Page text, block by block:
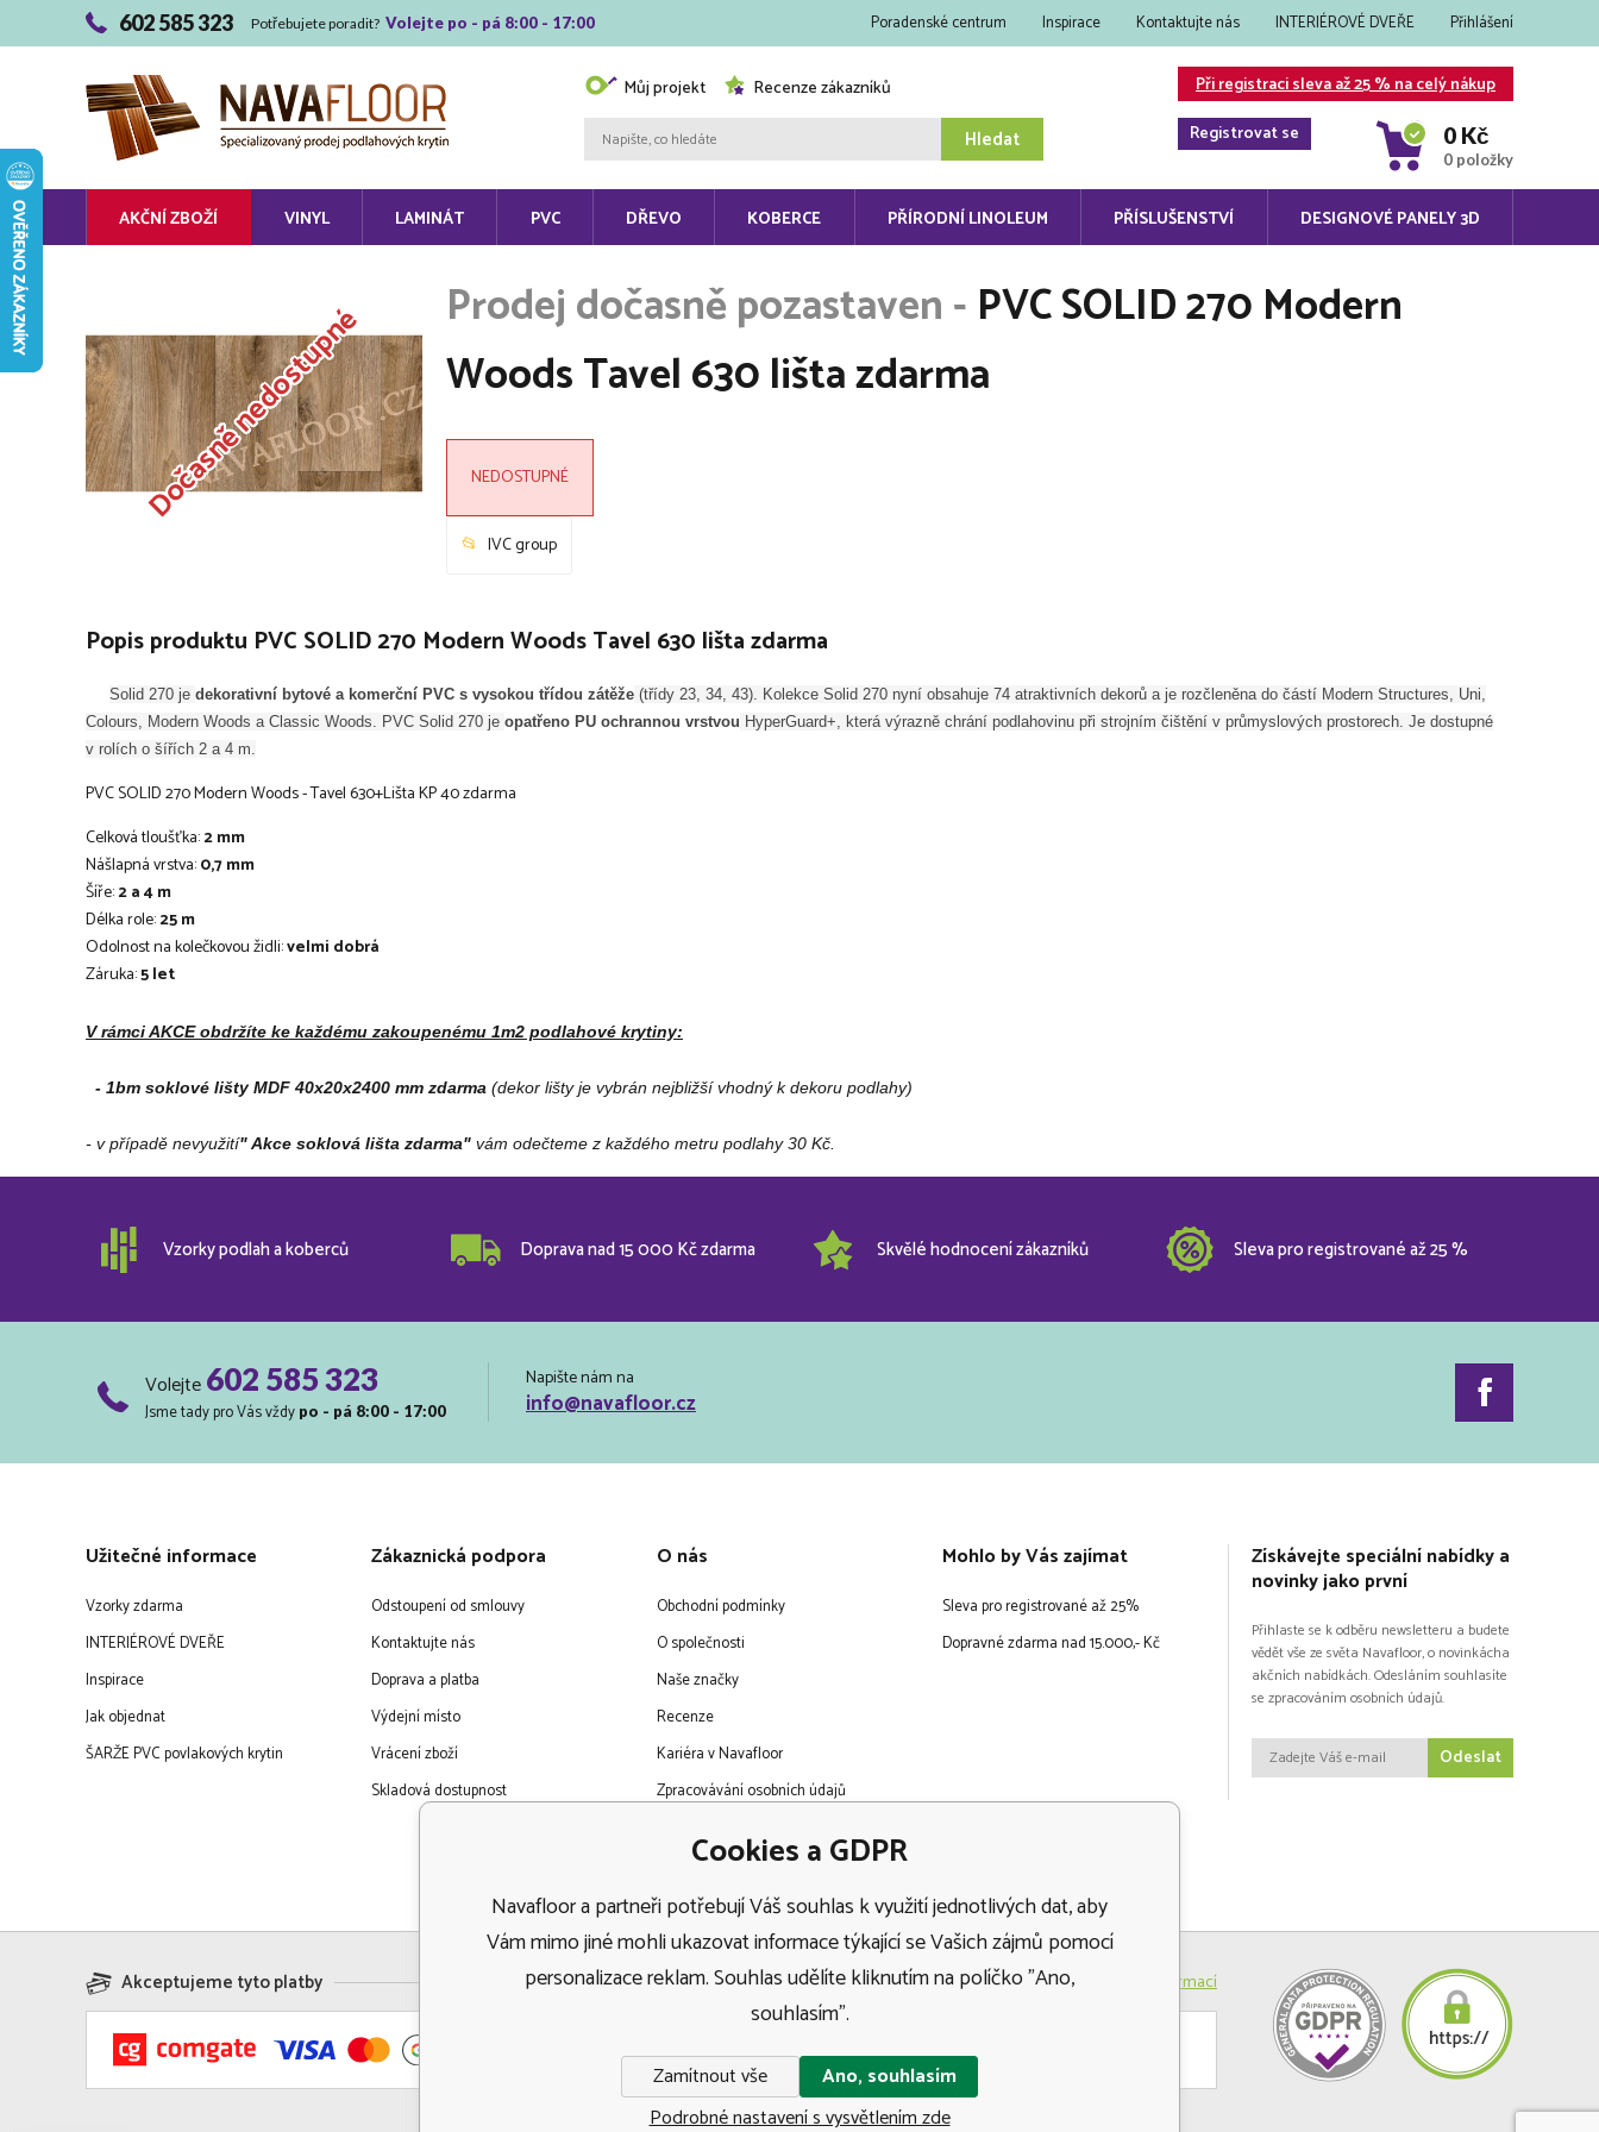
602 585 323 Potřebujete poradit? Volejte po - pá 8:00 - 17:00 Poradenské centrum Inspirace Kontaktujte nás INTERIÉROVÉ DVEŘE Přihlášení
Můj projekt Recenze zákazníků
Hledat
Při registraci sleva až 25 % na celý nákup
Registrovat se
0 Kč
0 položky
AKČNÍ ZBOŽÍ VINYL LAMINÁT PVC DŘEVO KOBERCE PŘÍRODNÍ LINOLEUM PŘÍSLUŠENSTVÍ DESIGNOVÉ PANELY 3D
Dočasně nedostupné
PVC SOLID 270 Modern
Woods Tavel 630 lišta zdarma
NEDOSTUPNÉ
IVC group
Popis produktu PVC SOLID 270 Modern Woods Tavel 630 lišta zdarma
Solid 270 je dekorativní bytové a komerční PVC s vysokou třídou zátěže (třídy 23, 34, 43). Kolekce Solid 270 nyní obsahuje 74 atraktivních dekorů a je rozčleněna do částí Modern Structures, Uni,
Colours, Modern Woods a Classic Woods. PVC Solid 270 je opatřeno PU ochrannou vrstvou HyperGuard+, která výrazně chrání podlahovinu při strojním čištění v průmyslových prostorech. Je dostupné
v rolích o šířích 2 a 4 m.
PVC SOLID 270 Modern Woods - Tavel 630+Lišta KP 40 zdarma
Celková tloušťka:2 mm
Nášlapná vrstva:0,7 mm
Šíře:2 a 4 m
Délka role:25 m
Odolnost na kolečkovou židli:velmi dobrá
Záruka:5 let
V rámci AKCE obdržíte ke každému zakoupenému 1m2 podlahové krytiny:
- 1bm soklové lišty MDF 40x20x2400 mm zdarma (dekor lišty je vybrán nejbližší vhodný k dekoru podlahy)
- v případě nevyužití" Akce soklová lišta zdarma" vám odečteme z každého metru podlahy 30 Kč.
Vzorky podlah a koberců Doprava nad 15 000 Kč zdarma Skvělé hodnocení zákazníků Sleva pro registrované až 25 %
Volejte602 585 323
Jsme tady pro Vás vždy po - pá 8:00 - 17:00
Napište nám na
info@navafloor.cz
Užitečné informace
Vzorky zdarma
INTERIÉROVÉ DVEŘE
Inspirace
Jak objednat
ŠARŽE PVC povlakových krytin
Zákaznická podpora
Odstoupení od smlouvy
Kontaktujte nás
Doprava a platba
Výdejní místo
Vrácení zboží
Skladová dostupnost
O nás
Obchodní podmínky
O společnosti
Naše značky
Recenze
Kariéra v Navafloor
Zpracovávání osobních údajů
Mohlo by Vás zajímat
Sleva pro registrované až 25%
Dopravné zdarma nad 15.000,- Kč
Získávejte speciální nabídky a
novinky jako první
Přihlaste se k odběru newsletteru a budete
vědět vše ze světa Navafloor, o novinkácha
akčních nabídkách. Odesláním souhlasíte
se zpracováním osobních údajů.
Odeslat
Akceptujeme tyto platby Doprava Více informací
Cookies a GDPR
Navafloor a partneři potřebují Váš souhlas k využití jednotlivých dat, aby
Vám mimo jiné mohli ukazovat informace týkající se Vašich zájmů pomocí
personalizace reklam. Souhlas udělíte kliknutím na políčko "Ano,
souhlasím".
Zamítnout vše
Ano, souhlasím
Podrobné nastavení s vysvětlením zde